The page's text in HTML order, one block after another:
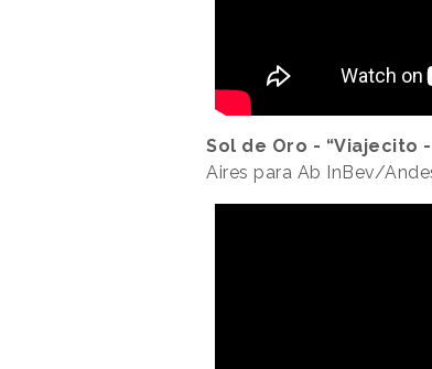
Sol de Oro - “Viajecito
Aires para Ab InBev/